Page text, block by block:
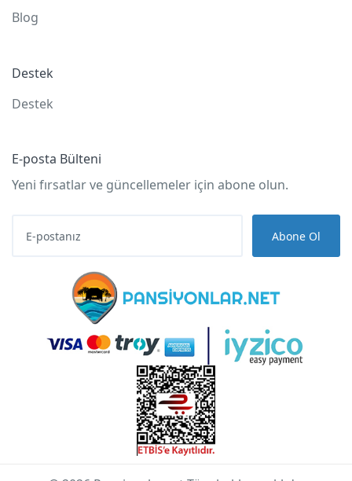
Blog
Destek
Destek
E-posta Bülteni
Yeni fırsatlar ve güncellemeler için abone olun.
Abone Ol